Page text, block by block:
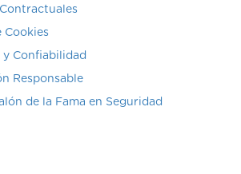
Cookies
y Confiabilidad
Responsable
de la Fama en Seguridad